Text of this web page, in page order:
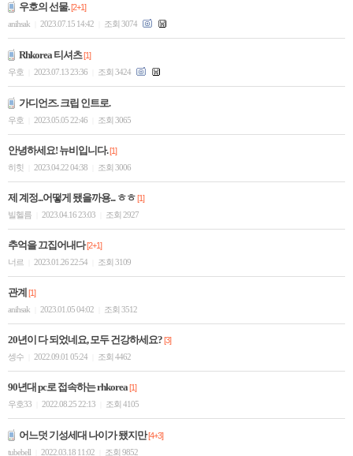
우호의 선물.[2+1]
anihsak
2023.07.15 14:42 조회 3074
Rhkorea 티셔츠[1]
우호
2023.07.13 23:36 조회 3424
가디언즈. 크립 인트로.
우호 2023.05.05 22:46 조회 3065
안녕하세요! 뉴비입니다.[1]
히힛
2023.04.22 04:38 조회 3006
제 계정...어떻게 됐을까용... ㅎㅎ[1]
빌헬름
2023.04.16 23:03 조회 2927
추억을 끄집어내다[2+1]
너르
2023.01.26 22:54 조회 3109
관계 [1]
anihsak
2023.01.05 04:02 조회 3512
20년이 다 되었네요, 모두 건강하세요?[3]
셍수
2022.09.01 05:24 조회 4462
90년대 pc로 접속하는 rhkorea[1]
우호33
2022.08.25 22:13 조회 4105
어느덧 기성세대 나이가 됐지만[4+3]
tubebell
2022.03.18 11:02 조회 9852